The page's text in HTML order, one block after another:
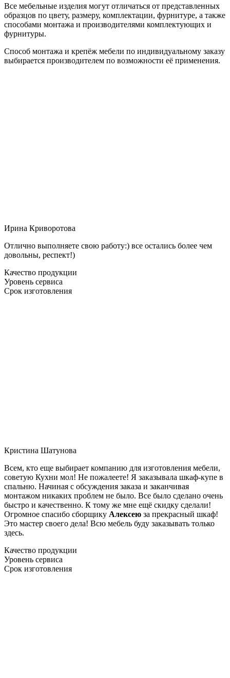
Все мебельные изделия могут отличаться от представленных
образцов по цвету, размеру, комплектации, фурнитуре, а также
способами монтажа и производителями комплектующих и
фурнитуры.
Способ монтажа и крепёж мебели по индивидуальному заказу
выбирается производителем по возможности её применения.
Ирина Криворотова
Отлично выполняете свою работу:) все остались более чем
довольны, респект!)
Качество продукции
Уровень сервиса
Срок изготовления
Кристина Шатунова
Всем, кто еще выбирает компанию для изготовления мебели,
советую Кухни мол! Не пожалеете! Я заказывала шкаф-купе в
спальню. Начиная с обсуждения заказа и заканчивая
монтажом никаких проблем не было. Все было сделано очень
быстро и качественно. К тому же мне ещё скидку сделали!
Огромное спасибо сборщику Алексею за прекрасный шкаф!
Это мастер своего дела! Всю мебель буду заказывать только
здесь.
Качество продукции
Уровень сервиса
Срок изготовления